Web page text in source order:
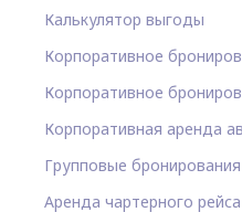
Калькулятор выгоды
Корпоративное
Корпоративное
Корпоративная аренда
Групповые бронирования
Аренда чартерного рейса